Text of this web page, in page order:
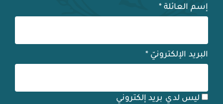
إسم العائلة *
البريد الإلكترونيّ *
ليس لدي بريد إلكتروني